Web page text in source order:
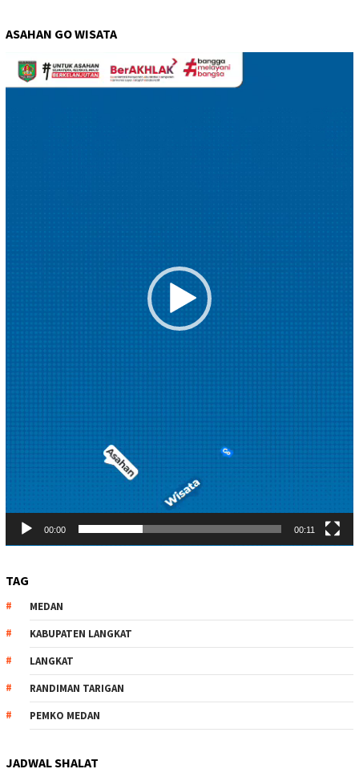
ASAHAN GO WISATA
Pemutar
Video
00:00 00:11
TAG
MEDAN
KABUPATEN LANGKAT
LANGKAT
RANDIMAN TARIGAN
PEMKO MEDAN
JADWAL SHALAT